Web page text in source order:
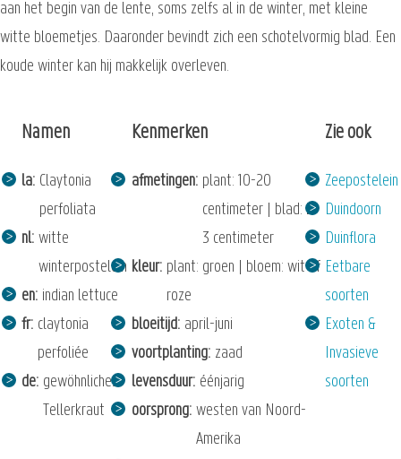
aan het begin van de lente, soms zelfs al in de winter, met kleine
witte bloemetjes. Daaronder bevindt zich een schotelvormig blad. Een
koude winter kan hij makkelijk overleven.
Namen
la Claytonia
perfoliata
nl witte
winterpostelein
en indian lettuce
fr claytonia
perfoliée
de gewöhnliches
Tellerkraut
Kenmerken
afmetingen plant: 10-20
centimeter | blad: 2-
3 centimeter
kleur plant: groen | bloem: wit of
roze
bloeitijd april-juni
voortplanting zaad
levensduur éénjarig
oorsprong westen van Noord-
Amerika
Zie ook
Zeepostelein
Duindoorn
Duinflora
Eetbare
soorten
Exoten &
Invasieve
soorten